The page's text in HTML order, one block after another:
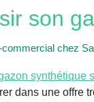
son
chez
dans une offre